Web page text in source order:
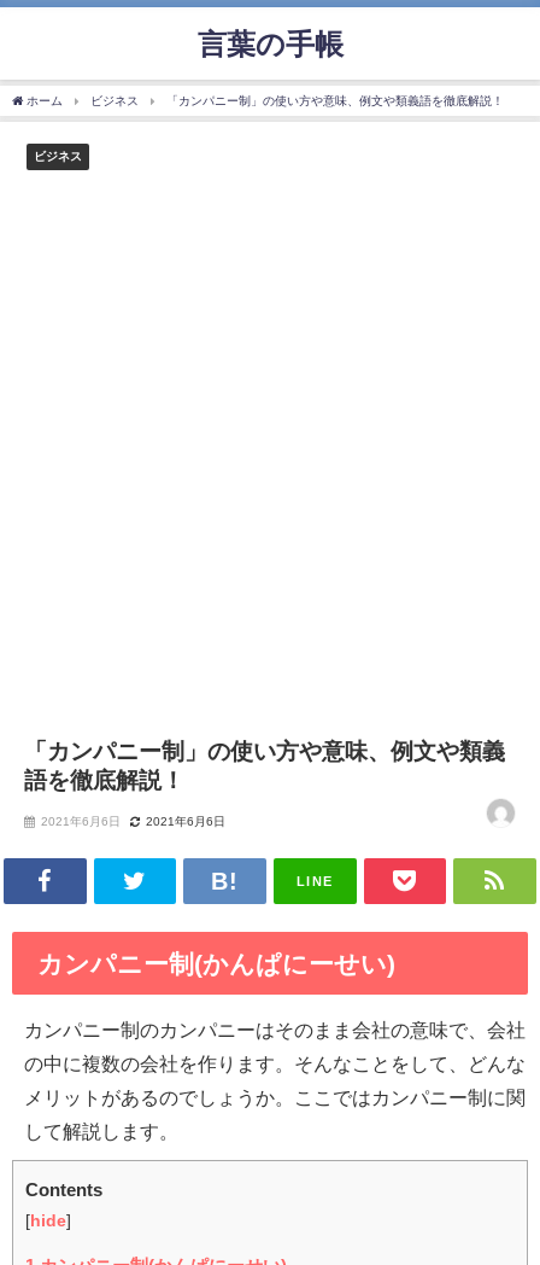
言葉の手帳
ホーム ビジネス 「カンパニー制」の使い方や意味、例文や類義語を徹底解説！
ビジネス
「カンパニー制」の使い方や意味、例文や類義
語を徹底解説！
2021年6月6日 2021年6月6日
LINE
カンパニー制(かんぱにーせい)
カンパニー制のカンパニーはそのまま会社の意味で、会社
の中に複数の会社を作ります。そんなことをして、どんな
メリットがあるのでしょうか。ここではカンパニー制に関
して解説します。
Contents
[ hide]